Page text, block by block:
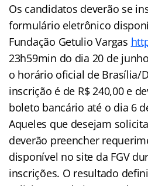
Os candidatos deverão se
formulário eletrônico
Fundação Getulio Vargas
23h59min do dia 20 de
o horário oficial de Brasília/
inscrição é de R$ 240,00 e
boleto bancário até o dia 6
Aqueles que desejam
deverão preencher
disponível no site da FGV
inscrições. O resultado